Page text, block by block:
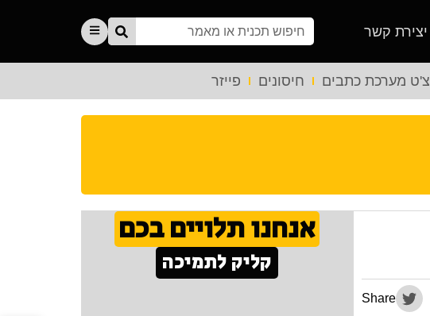
יצירת קשר
צ'ט מערכת כתבים חיסונים פייזר
Share
אנחנו תלויים בכם
קליק לתמיכה